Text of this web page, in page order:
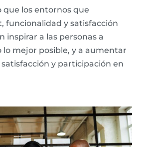
que los entornos que
funcionalidad y satisfacción
inspirar a las personas a
lo mejor posible, y a aumentar
y participación en